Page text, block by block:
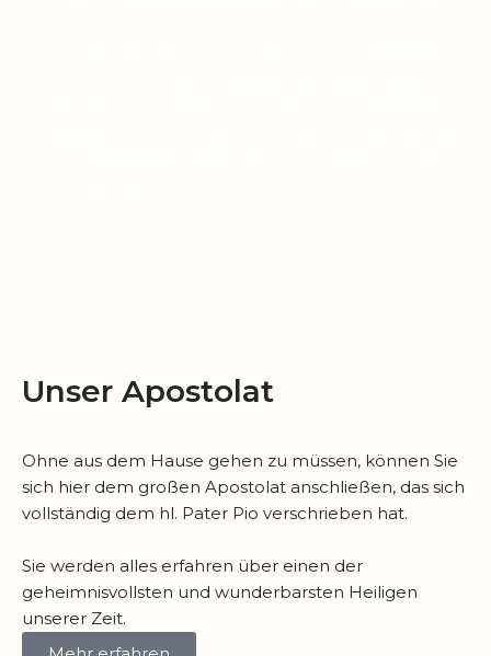
Unser Apostolat
Ohne aus dem Hause gehen zu müssen, können Sie
sich hier dem großen Apostolat anschließen, das sich
vollständig dem hl. Pater Pio verschrieben hat.
Sie werden alles erfahren über einen der
geheimnisvollsten und wunderbarsten Heiligen
unserer Zeit.